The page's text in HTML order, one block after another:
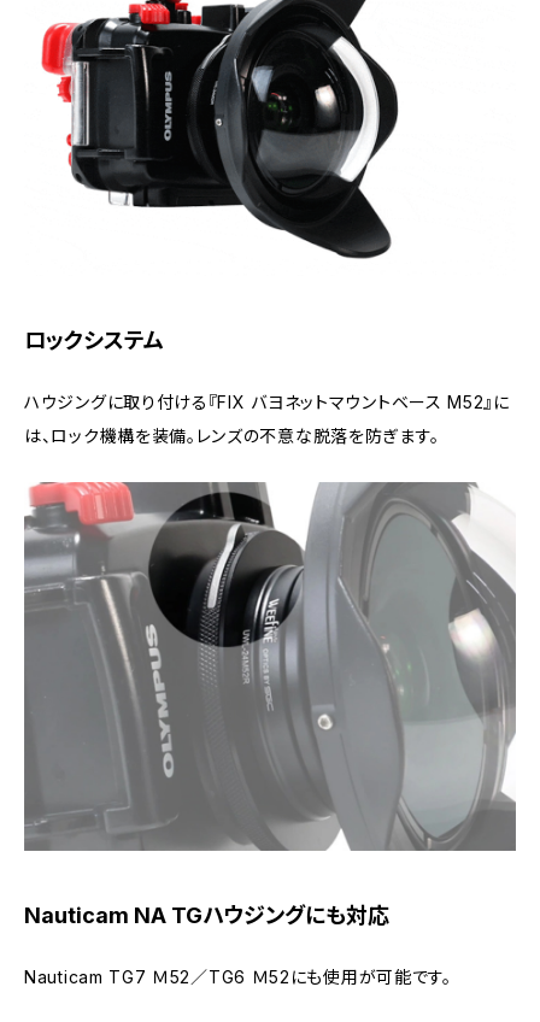
ロックシステム
ハウジングに取り付ける『FIX バヨネットマウントベース M52』に
は、ロック機構を装備。レンズの不意な脱落を防ぎます。
Nauticam NA TGハウジングにも対応
Nauticam TG7 Ｍ52／TG6 Ｍ52にも使用が可能です。